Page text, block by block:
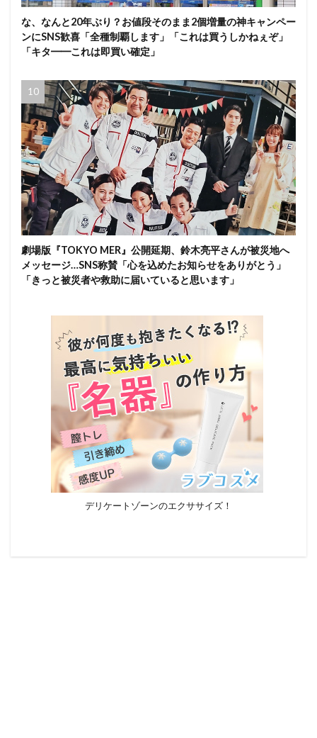
な、なんと20年ぶり？お値段そのまま2個増量の神キャンペー
ンにSNS歓喜「全種制覇します」「これは買うしかねぇぞ」
「キタ━━これは即買い確定」
劇場版『TOKYO MER』公開延期、鈴木亮平さんが被災地へ
メッセージ…SNS称賛「心を込めたお知らせをありがとう」
「きっと被災者や救助に届いていると思います」
デリケートゾーンのエクササイズ！